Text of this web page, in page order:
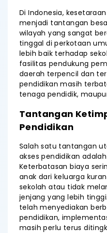
Di Indonesia,
menjadi tantangan
wilayah yang sangat
tinggal di perkotaan
lebih baik terhadap
fasilitas pendukung
daerah terpencil dan
pendidikan masih
tenaga pendidik,
Tantangan
Pendidikan
Salah satu tantangan
akses pendidikan
Keterbatasan biaya
anak dari keluarga
sekolah atau tidak
jenjang yang lebih
telah menyediakan
pendidikan,
masih perlu terus